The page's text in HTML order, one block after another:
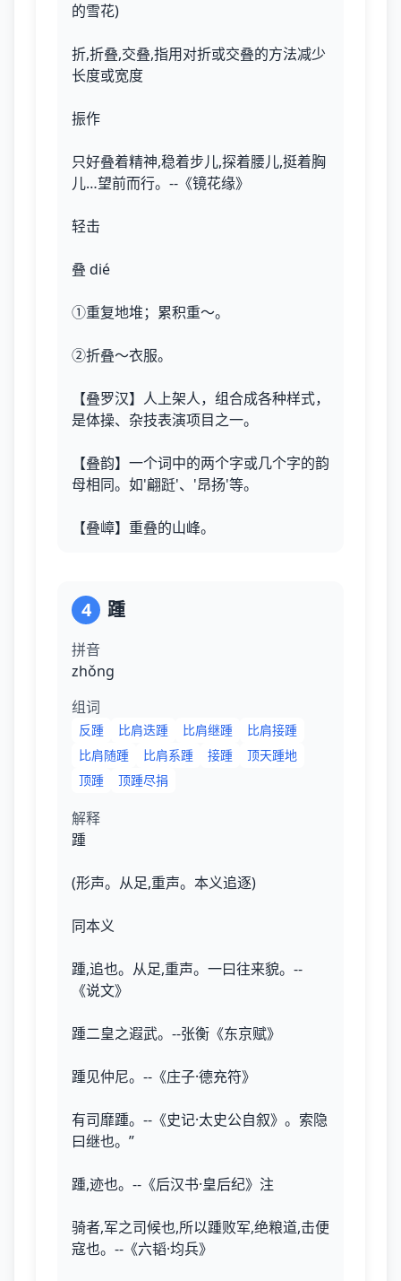
的雪花)
折,折叠,交叠,指用对折或交叠的方法减少
长度或宽度
振作
只好叠着精神,稳着步儿,探着腰儿,挺着胸
儿…望前而行。--《镜花缘》
轻击
叠 dié
①重复地堆；累积重～。
②折叠～衣服。
【叠罗汉】人上架人，组合成各种样式，
是体操、杂技表演项目之一。
【叠韵】一个词中的两个字或几个字的韵
母相同。如'翩跹'、'昂扬'等。
【叠嶂】重叠的山峰。
4 踵
拼音
zhǒnɡ
组词
反踵 比肩迭踵 比肩继踵
比肩接踵
比肩随踵
比肩系踵 接踵
顶天踵地
顶踵
顶踵尽捐
解释
踵
(形声。从足,重声。本义追逐)
同本义
踵,追也。从足,重声。一曰往来貌。--
《说文》
踵二皇之遐武。--张衡《东京赋》
踵见仲尼。--《庄子·德充符》
有司靡踵。--《史记·太史公自叙》。索隐
曰继也。”
踵,迹也。--《后汉书·皇后纪》注
骑者,军之司候也,所以踵败军,绝粮道,击便
寇也。--《六韬·均兵》